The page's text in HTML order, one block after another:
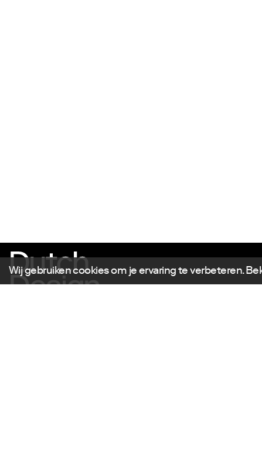
Wij gebruiken cookies om je ervaring te verbeteren.